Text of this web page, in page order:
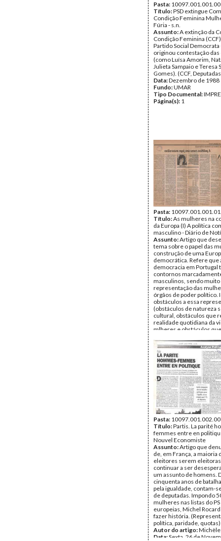
Pasta:
Título:PSD extingue
Condição Feminina
Fúria - s.n.
Assunto:A extinção da
Condição Feminina
Partido Social Democrata
originou contestação das
(como Luísa Amorim,
Julieta Sampaio e Teresa
Gomes). (CCF,
Data:Dezembro de 1988
Fundo:UMAR
Tipo Documental:
Página(s): 1
Pasta:
Título:As mulheres na
da Europa (I) A política
masculino - Diário de
Assunto:Artigo que
tema sobre o papel das
construção de uma
democrática. Refere que
democracia em Portugal
contornos
masculinos, sendo muito
representação das
órgãos de poder político.
obstáculos a essa
(obstáculos de natureza
cultural, obstáculos que
realidade quotidiana da
mlheres e obstáculos
actividade política).
necessidade de
explicitação da
vida da comunidade
importante para a
Europa democrática.
política, Representação
Autor do artigo:Maria
Tavares da Silva
Comissão da Condição
Data:Terça, 28 de Março
Fundo:UMAR
Tipo Documental:
Página(s):2
Pasta:
Título:Partis. La parité
femmes entre en
Nouvel Economiste
Assunto:Artigo que
de, em França, a maioria
eleitores serem eleitoras
continuar a ser
um assunto de homens.
cinquenta anos de
pela igualdade, contam-
de deputadas. Impondo
mulheres nas listas do
europeias, Michel
fazer história.
política, paridade, quotas)
Autor do artigo:
Data: Sexta, 26 de